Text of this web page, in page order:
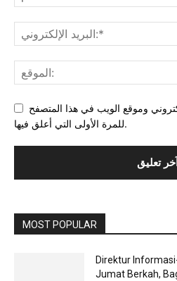
وموقع الويب في هذا المتصفح
للمرة الأولى التي أعلق فيها.
MOST POPULAR
Direktur
Jumat Berkah,